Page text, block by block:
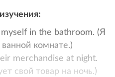
myself in the bathroom. (Я
комнате.)
merchandise at night.
свой товар на ночь.)